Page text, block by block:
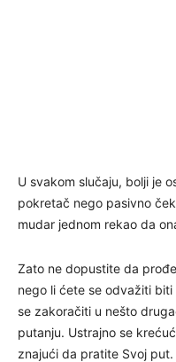
U svakom slučaju, bolji je
pokretač nego pasivno
mudar jednom rekao da
Zato ne dopustite da
nego li ćete se odvažiti
se zakoračiti u nešto
putanju. Ustrajno se
znajući da pratite Svoj